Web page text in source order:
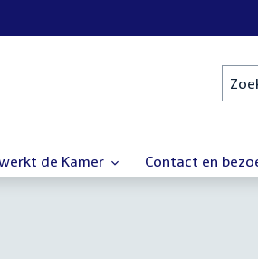
de Kamer Contact en